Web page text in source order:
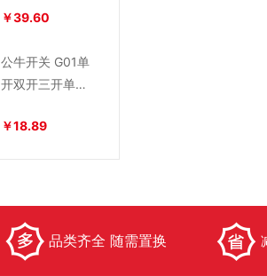
3联三开单控
￥39.60
公牛开关 G01单
开双开三开单控
感北欧简约
￥18.89
品类齐全 随需置换